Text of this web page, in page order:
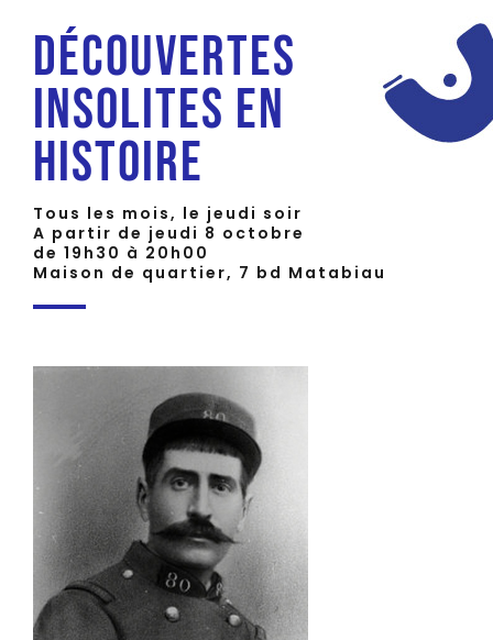
Découvertes
insolites en
histoire
Tous les mois, le jeudi soir
A partir de jeudi 8 octobre
de 19h30 à 20h00
Maison de quartier, 7 bd Matabiau